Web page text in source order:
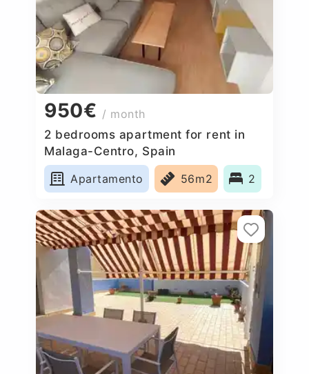
950€ / month
2 bedrooms apartment for rent in
Malaga-Centro, Spain
Apartamento
56m2 2